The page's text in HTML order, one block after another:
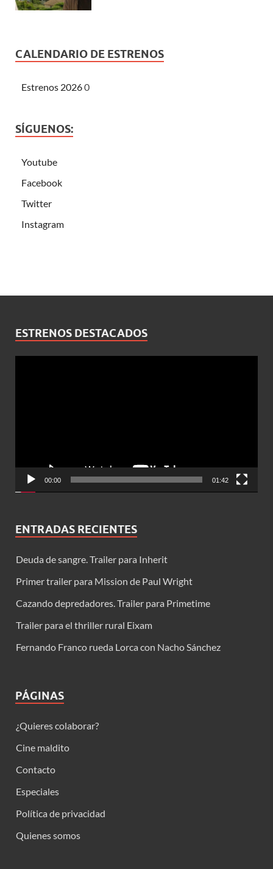
CALENDARIO DE ESTRENOS
Estrenos 20260
SÍGUENOS:
Youtube
Facebook
Twitter
Instagram
ESTRENOS DESTACADOS
00:00 01:42
ENTRADAS RECIENTES
Deuda de sangre. Trailer para Inherit
Primer trailer para Mission de Paul Wright
Cazando depredadores. Trailer para Primetime
Trailer para el thriller rural Eixam
Fernando Franco rueda Lorca con Nacho Sánchez
PÁGINAS
¿Quieres colaborar?
Cine maldito
Contacto
Especiales
Política de privacidad
Quienes somos